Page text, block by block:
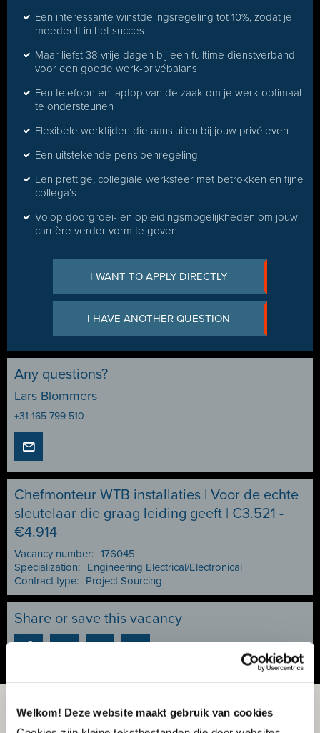
Welkom! Deze website maakt gebruik van cookies
Een interessante winstdelingsregeling tot 10%, zodat je
meedeelt in het succes
Maar liefst 38 vrije dagen bij een fulltime dienstverband
voor een goede werk-privébalans
Een telefoon en laptop van de zaak om je werk optimaal
te ondersteunen
Flexibele werktijden die aansluiten bij jouw privéleven
Een uitstekende pensioenregeling
Een prettige, collegiale werksfeer met betrokken en fijne
collega’s
Volop doorgroei- en opleidingsmogelijkheden om jouw
carrière verder vorm te geven
I WANT TO APPLY DIRECTLY
I HAVE ANOTHER QUESTION
Any questions?
Lars Blommers
+31 165 799 510
Chefmonteur WTB installaties | Voor de echte
sleutelaar die graag leiding geeft | €3.521 -
€4.914
Vacancy number: 176045
Specialization:
Engineering Electrical/Electronical
Contract type:
Project Sourcing
Share or save this vacancy